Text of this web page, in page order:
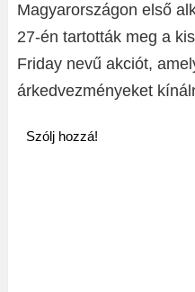
Magyarországon első
27-én tartották meg a
Friday nevű akciót,
árkedvezményeket
Szólj hozzá!